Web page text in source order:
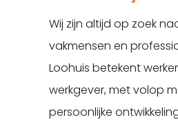
Wij zijn altijd op zoek
vakmensen en
Loohuis betekent
werkgever, met volop
persoonlijke